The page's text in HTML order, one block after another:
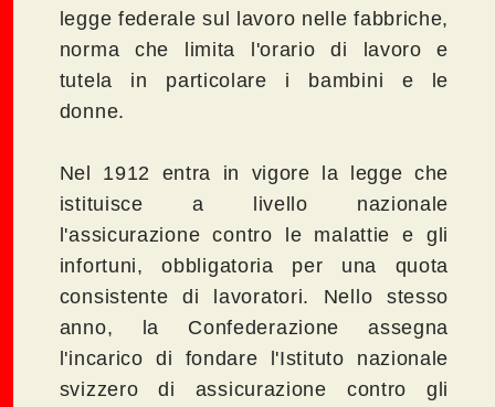
legge federale sul lavoro nelle fabbriche,
norma che limita l'orario di lavoro e
tutela in particolare i bambini e le
donne.
Nel 1912 entra in vigore la legge che
istituisce a livello nazionale
l'assicurazione contro le malattie e gli
infortuni, obbligatoria per una quota
consistente di lavoratori. Nello stesso
anno, la Confederazione assegna
l'incarico di fondare l'Istituto nazionale
svizzero di assicurazione contro gli